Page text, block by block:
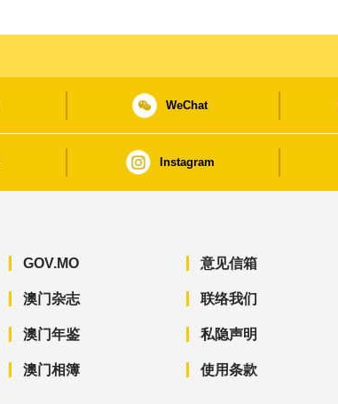
WeChat
Instagram
GOV.MO
澳门杂志
澳门年鉴
澳门相簿
意见信箱
联络我们
私隐声明
使用条款